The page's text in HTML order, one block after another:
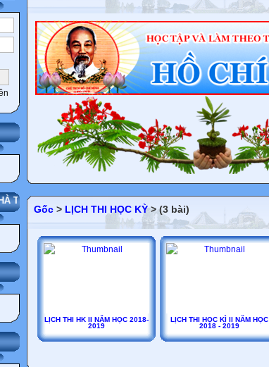
TRƯỜNG
Gốc > LỊCH THI HỌC KỲ> (3 bài)
LỊCH THI HK II NĂM HỌC 2018-
2019
LỊCH THI HỌC KÌ II NĂM HỌC
2018 - 2019